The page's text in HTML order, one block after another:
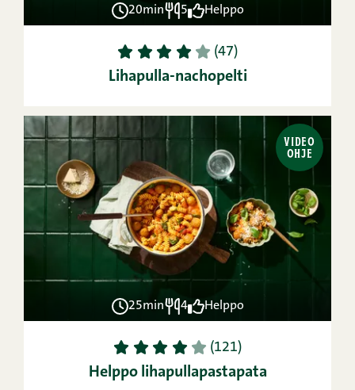
20min 5 Helppo
1 2 3 4 5 (47)
Lihapulla-nachopelti
VIDEO
OHJE
25min 4 Helppo
1 2 3 4 5 (121)
Helppo lihapullapastapata